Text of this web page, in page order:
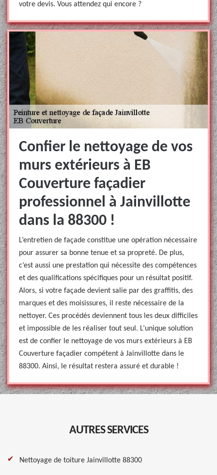
votre devis. Vous attendez qui encore ?
Confier le nettoyage de vos
murs extérieurs à EB
Couverture façadier
professionnel à Jainvillotte
dans la 88300 !
L’entretien de façade constitue une opération nécessaire
pour assurer sa bonne tenue et sa propreté. De plus,
c’est aussi une prestation qui nécessite des compétences
et des qualifications spécifiques pour un résultat positif.
Alors, si votre façade devient salie par des graffitis, des
marques et des moisissures, il reste nécessaire de la
nettoyer. Ces procédés deviennent tous les deux difficiles
et impossible de les réaliser tout seul. L’unique solution
est de confier le nettoyage de vos murs extérieurs à EB
Couverture façadier compétent à Jainvillotte dans le
88300. Ainsi, le résultat restera assuré et durable !
AUTRES SERVICES
Nettoyage de toiture Jainvillotte 88300